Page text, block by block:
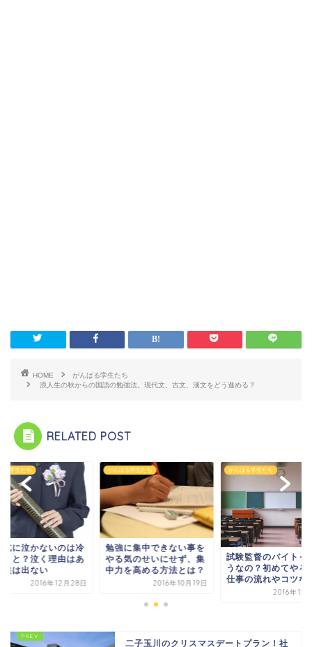
HOME
がんばる学生たち
浪人生の秋からの国語の勉強法。現代文、古文、漢文をどう進める？
RELATED POST
る学生たち
式に泣かないのは冷
こと？泣く理由はあ
涙は出ない
2016年12月28日
がんばる学生たち
勉強に集中できない事を
やる気のせいにせず、集
中力を高める方法とは？
2016年10月19日
がんばる学生たち
試験監督のバイトっ
うなの？初めてやる
仕事の流れやコツな
2016年12
二子玉川のクリスマスデートプラン！社